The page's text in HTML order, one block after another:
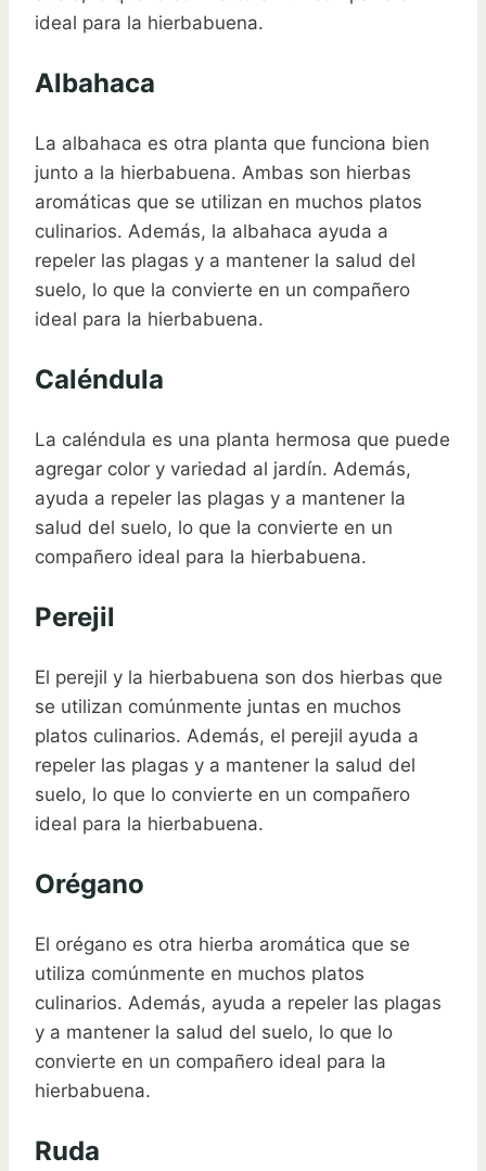
ideal para la hierbabuena.
Albahaca
La albahaca es otra planta que funciona bien
junto a la hierbabuena. Ambas son hierbas
aromáticas que se utilizan en muchos platos
culinarios. Además, la albahaca ayuda a
repeler las plagas y a mantener la salud del
suelo, lo que la convierte en un compañero
ideal para la hierbabuena.
Caléndula
La caléndula es una planta hermosa que puede
agregar color y variedad al jardín. Además,
ayuda a repeler las plagas y a mantener la
salud del suelo, lo que la convierte en un
compañero ideal para la hierbabuena.
Perejil
El perejil y la hierbabuena son dos hierbas que
se utilizan comúnmente juntas en muchos
platos culinarios. Además, el perejil ayuda a
repeler las plagas y a mantener la salud del
suelo, lo que lo convierte en un compañero
ideal para la hierbabuena.
Orégano
El orégano es otra hierba aromática que se
utiliza comúnmente en muchos platos
culinarios. Además, ayuda a repeler las plagas
y a mantener la salud del suelo, lo que lo
convierte en un compañero ideal para la
hierbabuena.
Ruda